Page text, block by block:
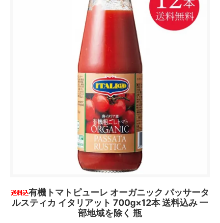
有機トマトピューレ オーガニック パッサータ
ルスティカ イタリアット 700g×12本 送料込み 一
部地域を除く 瓶